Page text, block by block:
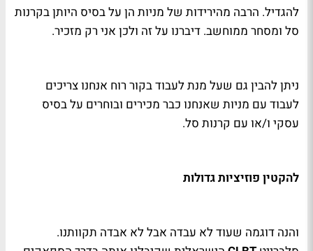
להגדיל. הרבה מהירידות של מניות הן על בסיס היותן בקרנות
סל ומסחר ממוחשב. דיברנו על זה ולכן אני רק מזכיר.
ניתן להבין גם שעל מנת לעבוד בקור רוח אנחנו צריכים
לעבוד עם מניות שאנחנו כבר מכירים ובוחרים על בסיס
עסקי ו/או עם קרנות סל.
להקטין פוזיציות גדולות
והנה דוגמה שעוד לא עבדה אבל לא אבדה תקוותנו.